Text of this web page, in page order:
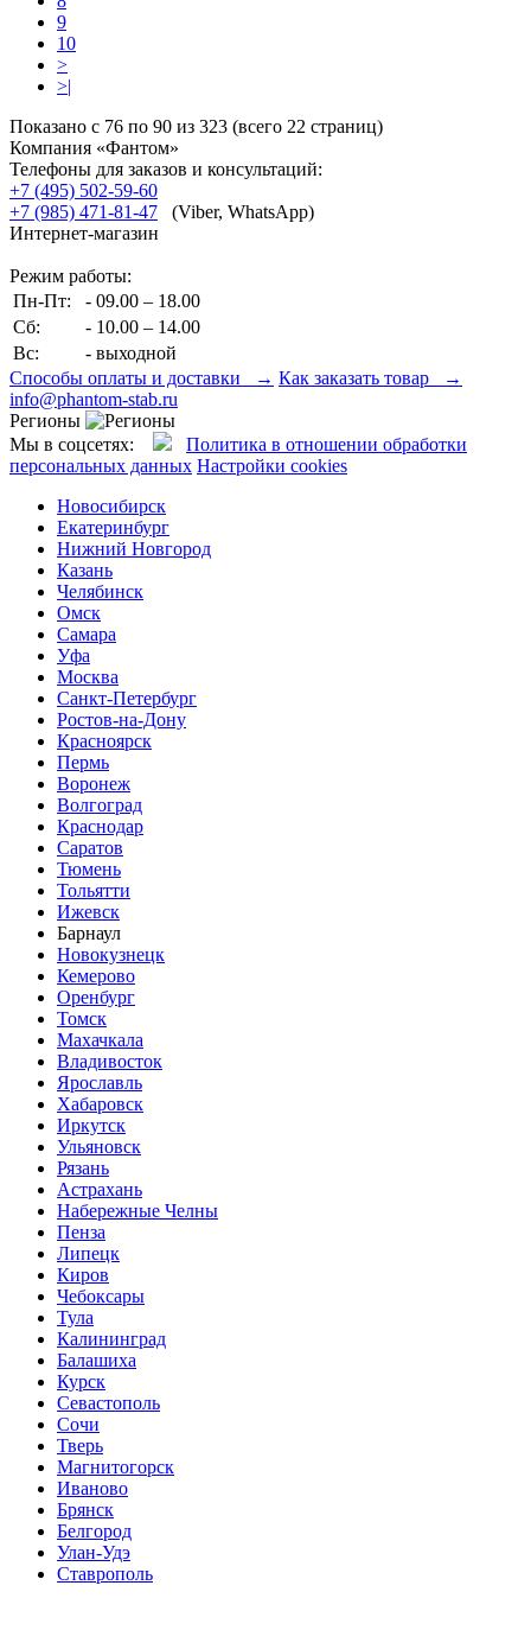
9
10
>
>|
Показано с 76 по 90 из 323 (всего 22 страниц)
Компания «Фантом»
Телефоны для заказов и консультаций:
+7 (495) 502-59-60
+7 (985) 471-81-47 (Viber, WhatsApp)
Интернет-магазин
Режим работы:
Пн-Пт:
- 09.00 – 18.00
Сб:
- 10.00 – 14.00
Вс:
- выходной
Способы оплаты и доставки → Как заказать товар →
info@phantom-stab.ru
Регионы
Мы в соцсетях:
Политика в отношении обработки
персональных данных Настройки cookies
Новосибирск
Екатеринбург
Нижний Новгород
Казань
Челябинск
Омск
Самара
Уфа
Москва
Санкт-Петербург
Ростов-на-Дону
Красноярск
Пермь
Воронеж
Волгоград
Краснодар
Саратов
Тюмень
Тольятти
Ижевск
Барнаул
Новокузнецк
Кемерово
Оренбург
Томск
Махачкала
Владивосток
Ярославль
Хабаровск
Иркутск
Ульяновск
Рязань
Астрахань
Набережные Челны
Пенза
Липецк
Киров
Чебоксары
Тула
Калининград
Балашиха
Курск
Севастополь
Сочи
Тверь
Магнитогорск
Иваново
Брянск
Белгород
Улан-Удэ
Ставрополь